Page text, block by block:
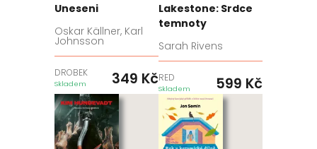
Uneseni
Oskar Källner, Karl
Johnsson
DROBEK
Skladem 349 Kč
Lakestone: Srdce
temnoty
Sarah Rivens
RED
Skladem 599 Kč